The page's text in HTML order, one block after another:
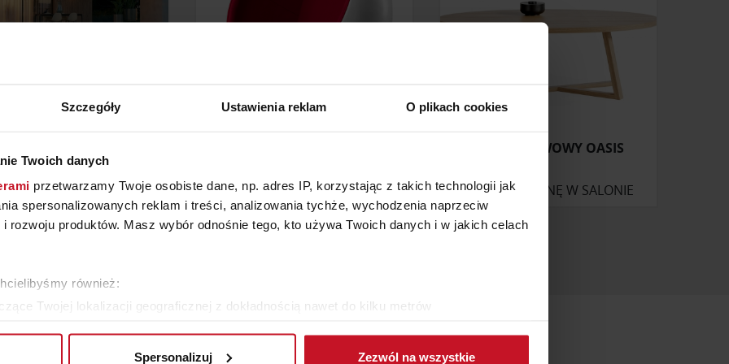
Szczegóły Ustawienia reklam O plikach cookies
Twoich danych
przetwarzamy Twoje osobiste dane, np. adres IP, korzystając z takich technologii jak
spersonalizowanych reklam i treści, analizowania tychże, wychodzenia naprzeciw
rozwoju produktów. Masz wybór odnośnie tego, kto używa Twoich danych i w jakich celach
również:
Twojej lokalizacji geograficznej z dokładnością nawet do kilku metrów
Spersonalizuj Zezwól na wszystkie
PARADISO
O CENĘ W SALONIE
ZAPYTAJ O CENĘ W SALONIE
STOLIK KAWOWY OASIS
ZAPYTAJ O CENĘ W SALONIE